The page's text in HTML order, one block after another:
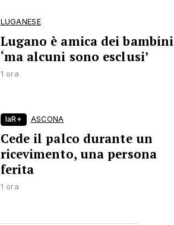
LUGANESE
Lugano è amica dei bambini
‘ma alcuni sono esclusi’
1 ora
laR+ ASCONA
Cede il palco durante un
ricevimento, una persona
ferita
1 ora